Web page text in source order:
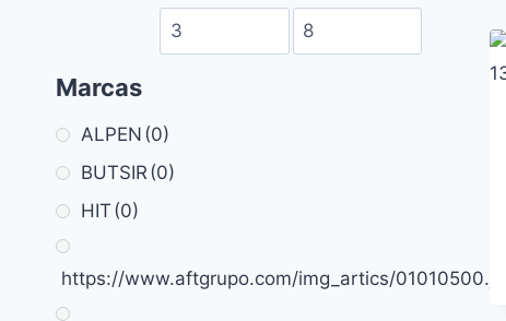
Marcas
ALPEN (0)
BUTSIR (0)
HIT (0)
https://www.aftgrupo.com/img_artics/01010500.jpg